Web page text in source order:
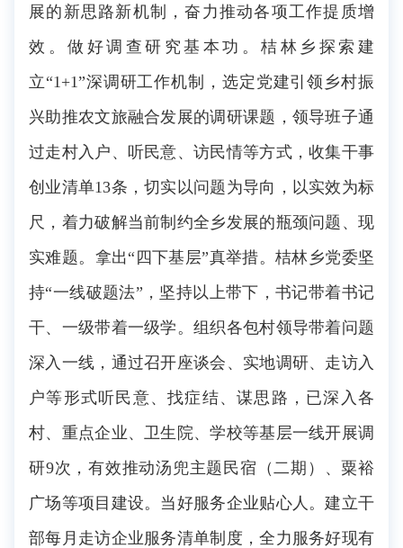
展的新思路新机制，奋力推动各项工作提质增
效。做好调查研究基本功。桔林乡探索建
立“1+1”深调研工作机制，选定党建引领乡村振
兴助推农文旅融合发展的调研课题，领导班子通
过走村入户、听民意、访民情等方式，收集干事
创业清单13条，切实以问题为导向，以实效为标
尺，着力破解当前制约全乡发展的瓶颈问题、现
实难题。拿出“四下基层”真举措。桔林乡党委坚
持“一线破题法”，坚持以上带下，书记带着书记
干、一级带着一级学。组织各包村领导带着问题
深入一线，通过召开座谈会、实地调研、走访入
户等形式听民意、找症结、谋思路，已深入各
村、重点企业、卫生院、学校等基层一线开展调
研9次，有效推动汤兜主题民宿（二期）、粟裕
广场等项目建设。当好服务企业贴心人。建立干
部每月走访企业服务清单制度，全力服务好现有